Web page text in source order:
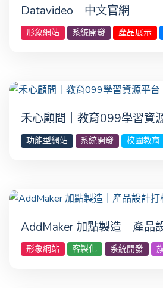
Datavideo｜中文官網
形象網站 系統開發 產品展示
禾心顧問｜教育099學習資
功能型網站 系統開發 校園教育
AddMaker 加點製造｜產品
形象網站 客製化 系統開發